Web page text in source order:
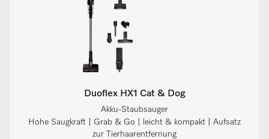
Duoflex HX1 Cat & Dog
Akku-Staubsauger
Hohe Saugkraft | Grab & Go | leicht & kompakt | Aufsatz
zur Tierhaarentfernung